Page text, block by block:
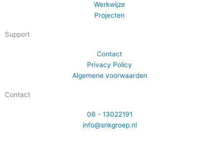
Werkwijze
Projecten
Support
Contact
Privacy Policy
Algemene voorwaarden
Contact
06 - 13022191
info@snkgroep.nl